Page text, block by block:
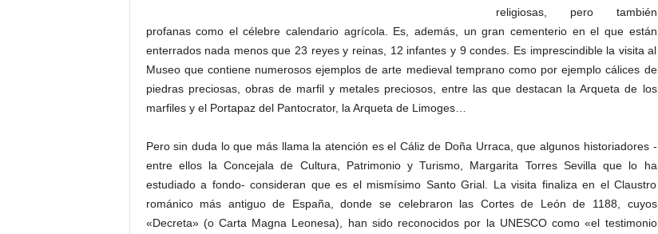
religiosas, pero también
profanas como el célebre calendario agrícola. Es, además, un gran cementerio en el que están
enterrados nada menos que 23 reyes y reinas, 12 infantes y 9 condes. Es imprescindible la visita al
Museo que contiene numerosos ejemplos de arte medieval temprano como por ejemplo cálices de
piedras preciosas, obras de marfil y metales preciosos, entre las que destacan la Arqueta de los
marfiles y el Portapaz del Pantocrator, la Arqueta de Limoges…
Pero sin duda lo que más llama la atención es el Cáliz de Doña Urraca, que algunos historiadores -
entre ellos la Concejala de Cultura, Patrimonio y Turismo, Margarita Torres Sevilla que lo ha
estudiado a fondo- consideran que es el mismísimo Santo Grial. La visita finaliza en el Claustro
románico más antiguo de España, donde se celebraron las Cortes de León de 1188, cuyos
«Decreta» (o Carta Magna Leonesa), han sido reconocidos por la UNESCO como «el testimonio